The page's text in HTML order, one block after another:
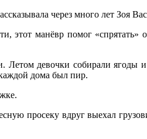
через много лет Зоя
этот манёвр помог
девочки собирали
дома был пир.
просеку вдруг выехал